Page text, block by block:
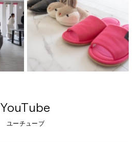
YouTube
ユーチューブ